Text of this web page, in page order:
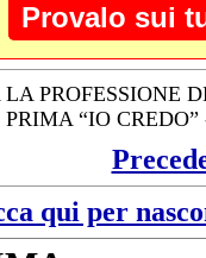
Provalo sui
PROFESSIONE
PRIMA “IO
qui per